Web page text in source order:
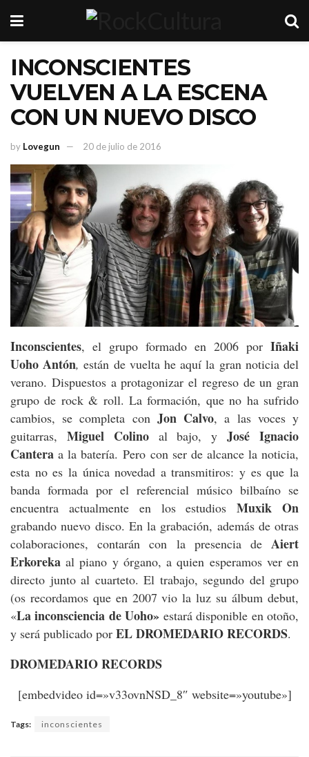
INCONSCIENTES
VUELVEN A LA ESCENA
CON UN NUEVO DISCO
by Lovegun 20 de julio de 2016
Inconscientes, el grupo formado en 2006 por Iñaki
Uoho Antón, están de vuelta he aquí la gran noticia del
verano. Dispuestos a protagonizar el regreso de un gran
grupo de rock & roll. La formación, que no ha sufrido
cambios, se completa conJon Calvo, a las voces y
guitarras, Miguel Colinoal bajo, yJosé Ignacio
Cantera a la batería. Pero con ser de alcance la noticia,
esta no es la única novedad a transmitiros: y es que la
banda formada por el referencial músico bilbaíno se
encuentra actualmente en los estudiosMuxik On
grabando nuevo disco. En la grabación, además de otras
colaboraciones, contarán con la presencia de Aiert
Erkoreka al piano y órgano, a quien esperamos ver en
directo junto al cuarteto. El trabajo, segundo del grupo
(os recordamos que en 2007 vio la luz su álbum debut,
«La inconsciencia de Uoho»estará disponible en otoño,
y será publicado por EL DROMEDARIO RECORDS.
DROMEDARIO RECORDS
[embedvideo id=»v33ovnNSD_8″ website=»youtube»]
Tags: inconscientes